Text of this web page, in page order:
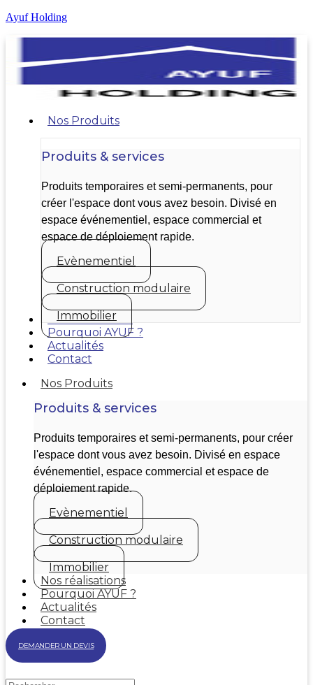
Ayuf Holding
Nos Produits
Produits & services
Produits temporaires et semi-permanents, pour
créer l'espace dont vous avez besoin. Divisé en
espace événementiel, espace commercial et
espace de déploiement rapide.
Evènementiel
Construction modulaire
Immobilier
Nos réalisations
Pourquoi AYUF ?
Actualités
Contact
Nos Produits
Produits & services
Produits temporaires et semi-permanents, pour créer
l'espace dont vous avez besoin. Divisé en espace
événementiel, espace commercial et espace de
déploiement rapide.
Evènementiel
Construction modulaire
Immobilier
Nos réalisations
Pourquoi AYUF ?
Actualités
Contact
DEMANDER UN DEVIS